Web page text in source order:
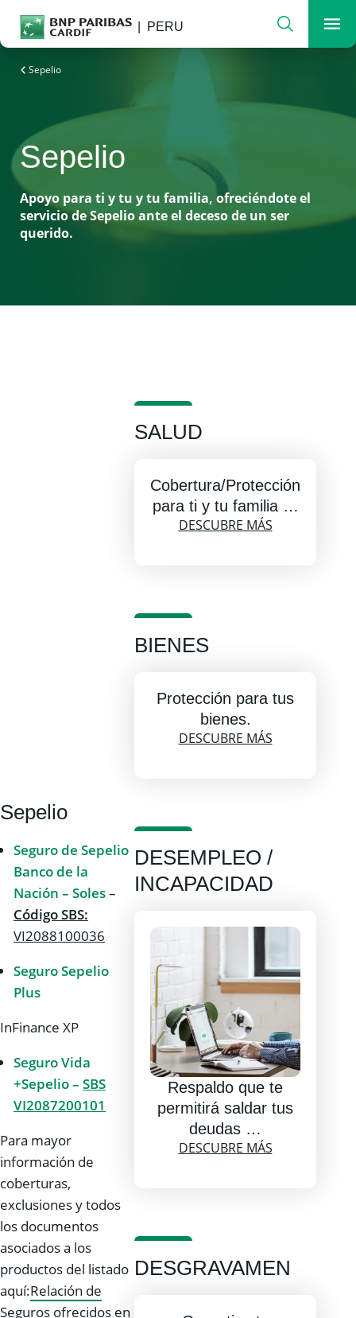
PERU
Seguros para un mundo en evolución
Buscar
Sepelio
Sepelio
Apoyo para ti y tu y tu familia, ofreciéndote el
servicio de Sepelio ante el deceso de un ser
querido.
Sepelio
Seguro de Sepelio
Banco de la
Nación – Soles–
Código SBS:
VI2088100036
Seguro Sepelio
Plus
InFinance XP
Seguro Vida
+Sepelio – SBS
VI2087200101
Para mayor
información de
coberturas,
exclusiones y todos
los documentos
asociados a los
productos del listado
aquí:Relación de
Seguros ofrecidos en
SALUD
Cobertura/Protección
para ti y tu familia …
DESCUBRE MÁS
BIENES
Protección para tus
bienes.
DESCUBRE MÁS
DESEMPLEO /
INCAPACIDAD
Respaldo que te
permitirá saldar tus
deudas …
DESCUBRE MÁS
DESGRAVAMEN